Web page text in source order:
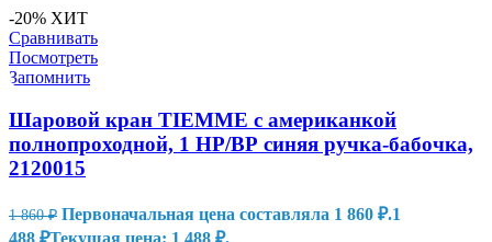
-20% ХИТ
Сравнивать
Посмотреть
Запомнить
Шаровой кран TIEMME с американкой
полнопроходной, 1 НР/ВР синяя ручка-бабочка,
2120015
1 860₽ Первоначальная цена составляла 1 860 ₽.1
488 ₽Текущая цена: 1 488 ₽.